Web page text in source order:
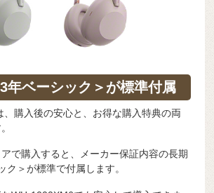
年ベーシック＞が標準付属
、購入後の安心と、お得な購入特典の両
で購入すると、メーカー保証内容の長期
ク＞が標準で付属します。